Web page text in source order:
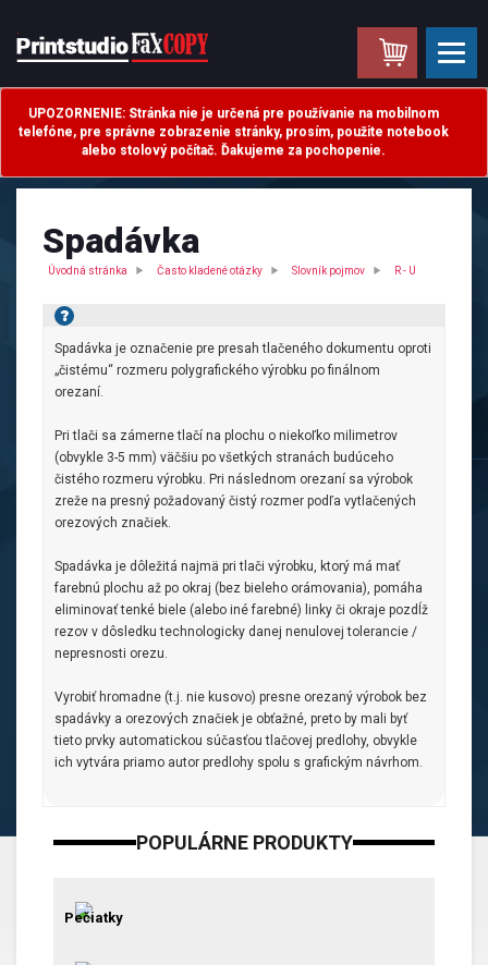
UPOZORNENIE: Stránka nie je určená pre používanie na mobilnom
telefóne, pre správne zobrazenie stránky, prosím, použite notebook
alebo stolový počítač. Ďakujeme za pochopenie.
.
Spadávka
Úvodná stránka Často kladené otázky Slovník pojmov R - U
Spadávka je označenie pre presah tlačeného dokumentu oproti
„čistému“ rozmeru polygrafického výrobku po finálnom
orezaní.
Pri tlači sa zámerne tlačí na plochu o niekoľko milimetrov
(obvykle 3-5 mm) väčšiu po všetkých stranách budúceho
čistého rozmeru výrobku. Pri následnom orezaní sa výrobok
zreže na presný požadovaný čistý rozmer podľa vytlačených
orezových značiek.
Spadávka je dôležitá najmä pri tlači výrobku, ktorý má mať
farebnú plochu až po okraj (bez bieleho orámovania), pomáha
eliminovať tenké biele (alebo iné farebné) linky či okraje pozdĺž
rezov v dôsledku technologicky danej nenulovej tolerancie /
nepresnosti orezu.
Vyrobiť hromadne (t.j. nie kusovo) presne orezaný výrobok bez
spadávky a orezových značiek je obťažné, preto by mali byť
tieto prvky automatickou súčasťou tlačovej predlohy, obvykle
ich vytvára priamo autor predlohy spolu s grafickým návrhom.
POPULÁRNE PRODUKTY
Pečiatky